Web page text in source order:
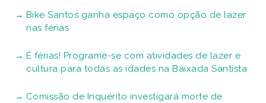
Bike Santos ganha espaço como opção de lazer
nas férias
É férias! Programe-se com atividades de lazer e
cultura para todas as idades na Baixada Santista
Comissão de Inquérito investigará morte de